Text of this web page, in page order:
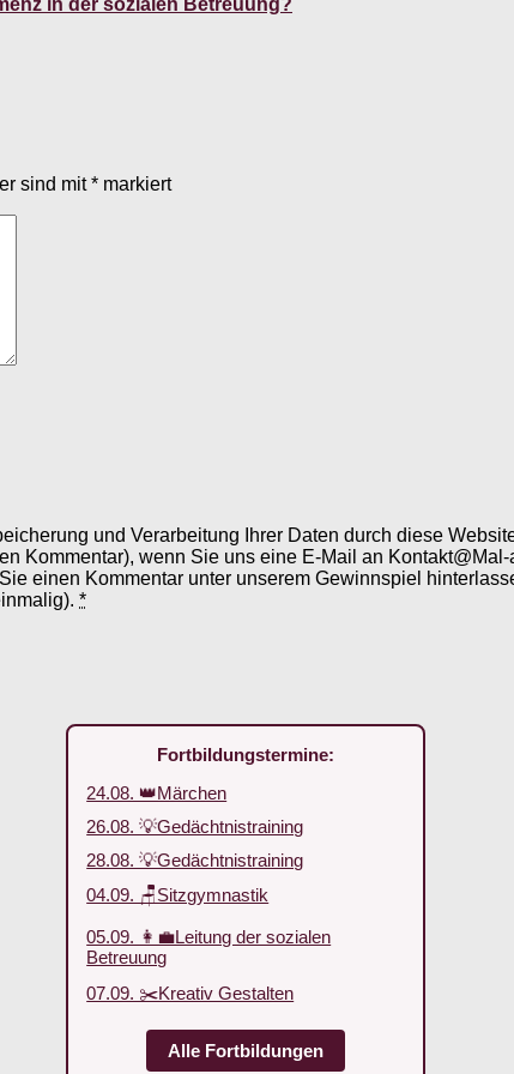
sind mit* markiert
und Verarbeitung Ihrer Daten durch diese
Kommentar), wenn Sie uns eine E-Mail an
einen Kommentar unter unserem Gewinnspiel
*
Fortbildungstermine:
24.08. 👑Märchen
26.08. 💡Gedächtnistraining
28.08. 💡Gedächtnistraining
04.09. 🪑Sitzgymnastik
05.09. 👩‍💼Leitung der sozialen
Betreuung
07.09. ✂️Kreativ Gestalten
Alle Fortbildungen